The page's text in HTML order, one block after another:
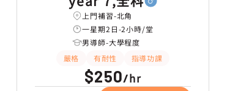
上門補習-北角
一星期2日-2小時/堂
男導師-大學程度
嚴格
有耐性 指導功課
$250/hr